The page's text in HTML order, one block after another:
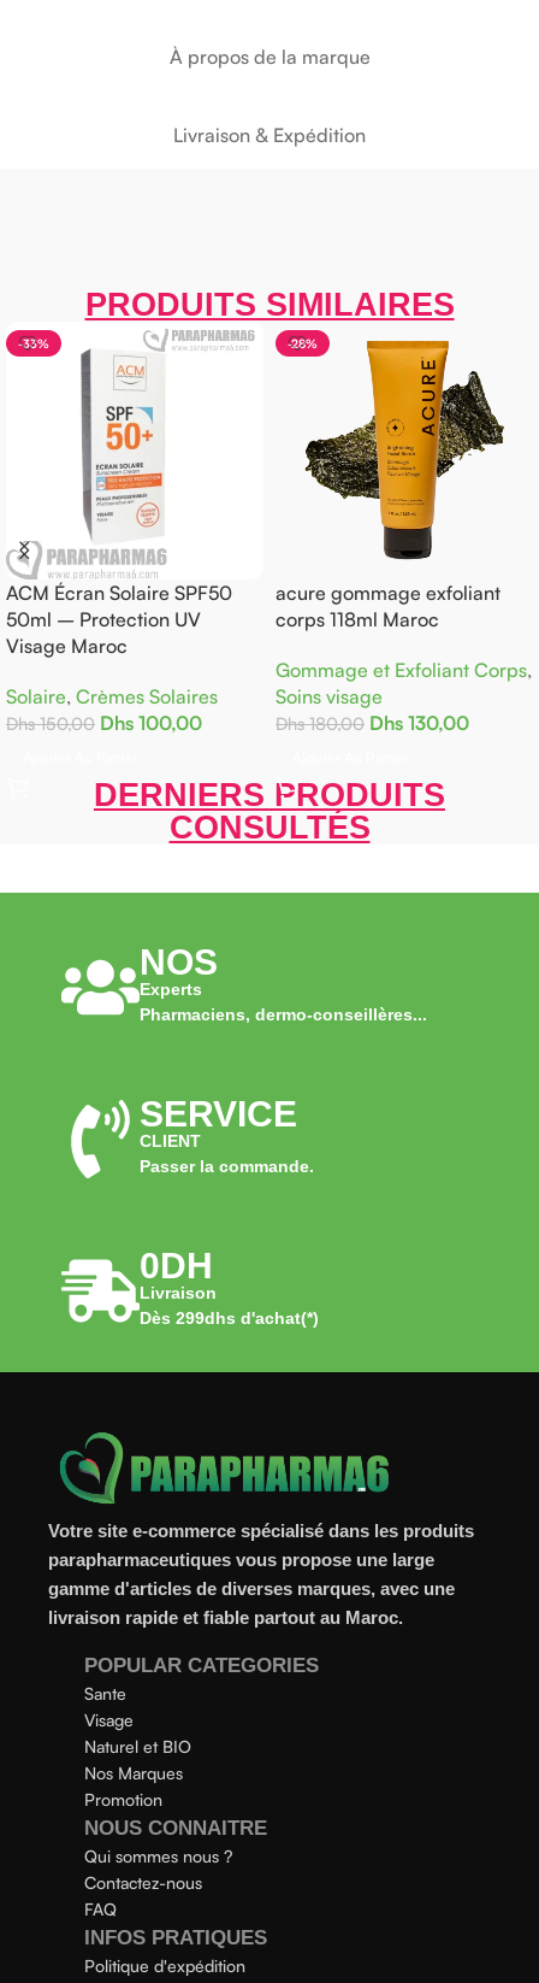
À propos de la marque
Livraison & Expédition
PRODUITS SIMILAIRES
-33%
ACM Écran Solaire SPF50
50ml – Protection UV
Visage Maroc
Solaire, Crèmes Solaires
Dhs150,00 Dhs 100,00
-28%
acure gommage exfoliant
corps 118ml Maroc
Gommage et Exfoliant Corps,
Soins visage
Dhs180,00 Dhs 130,00
DERNIERS PRODUITS
CONSULTÉS
NOS
Experts
Pharmaciens, dermo-conseillères...
SERVICE
CLIENT
Passer la commande.
0DH
Livraison
Dès 299dhs d'achat(*)
Votre site e-commerce spécialisé dans les produits
parapharmaceutiques vous propose une large
gamme d'articles de diverses marques, avec une
livraison rapide et fiable partout au Maroc.
POPULAR CATEGORIES
Sante
Visage
Naturel et BIO
Nos Marques
Promotion
NOUS CONNAITRE
Qui sommes nous ?
Contactez-nous
FAQ
INFOS PRATIQUES
Politique d'expédition